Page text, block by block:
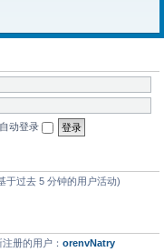
动登录
于过去 5 分钟的用户活动)
注册的用户： orenvNatry